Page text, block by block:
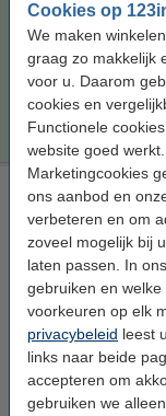
Cookies op
We maken
graag zo makkelijk
voor u. Daarom
cookies en
Functionele
website goed werkt.
Marketingcookies
ons aanbod en
verbeteren en om
zoveel mogelijk bij
laten passen. In ons
gebruiken en
voorkeuren op elk
privacybeleid leest
links naar beide
accepteren om
gebruiken we
€
Laserprinter
€